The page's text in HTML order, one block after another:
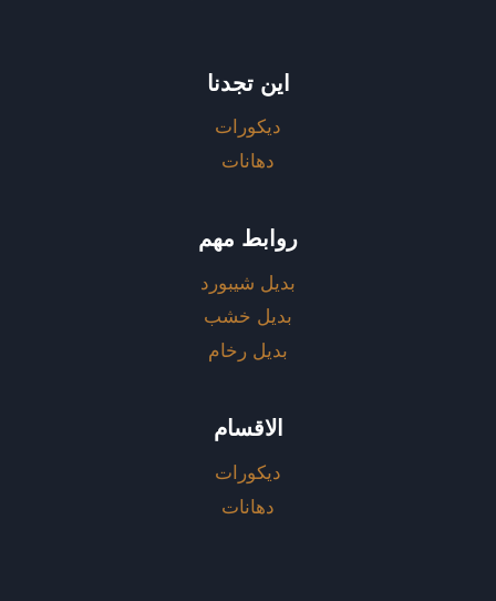
اين تجدنا
ديكورات
دهانات
روابط مهم
بديل شيبورد
بديل خشب
بديل رخام
الاقسام
ديكورات
دهانات